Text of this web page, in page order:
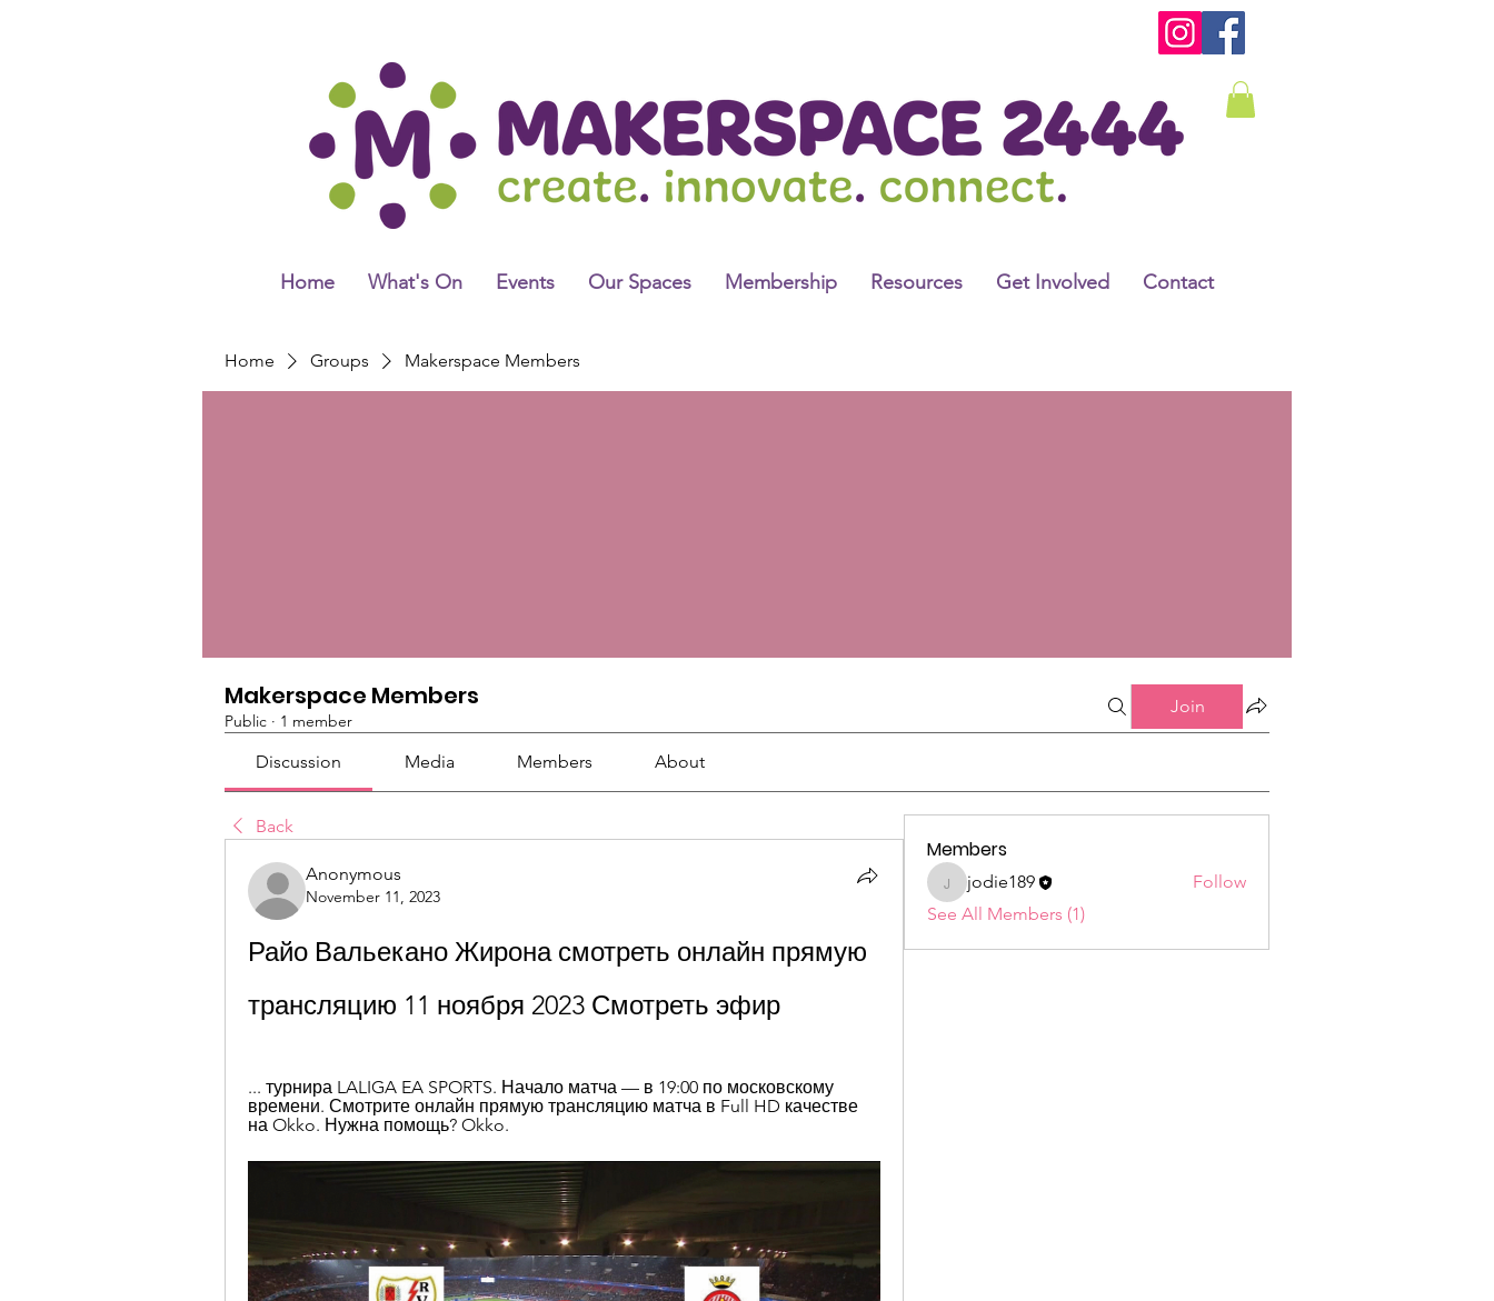
Home What's On Events Our Spaces Membership Resources Get Involved Contact
Home Groups Makerspace Members
Makerspace Members
Public · 1 member
Join
Discussion Media Members About
Back
Anonymous
November 11, 2023
Райо Вальекано Жирона смотреть онлайн прямую
трансляцию 11 ноября 2023 Смотреть эфир
... турнира LALIGA EA SPORTS. Начало матча — в 19:00 по московскому
времени. Смотрите онлайн прямую трансляцию матча в Full HD качестве
на Okko. Нужна помощь? Okko.
Members
jodie189
jodie189
Follow
See All Members (1)